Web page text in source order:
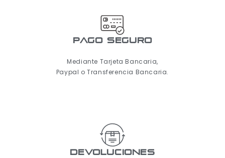
pago seguro
Mediante Tarjeta Bancaria,
Paypal o Transferencia Bancaria.
Devoluciones